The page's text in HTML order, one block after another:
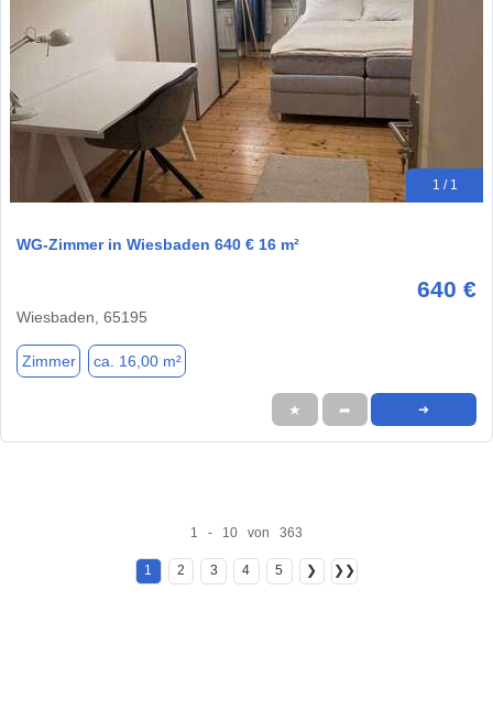
1 / 1
WG-Zimmer in Wiesbaden 640 € 16 m²
640 €
Wiesbaden, 65195
Zimmer ca. 16,00 m²
★ ➦ ➜
1 - 10 von 363
1 2 3 4 5 ❯ ❯❯